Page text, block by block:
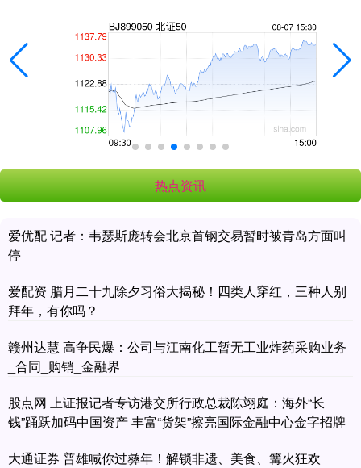
热点资讯
爱优配 记者：韦瑟斯庞转会北京首钢交易暂时被青岛方面叫
停
爱配资 腊月二十九除夕习俗大揭秘！四类人穿红，三种人别
拜年，有你吗？
赣州达慧 高争民爆：公司与江南化工暂无工业炸药采购业务
_合同_购销_金融界
股点网 上证报记者专访港交所行政总裁陈翊庭：海外“长
钱”踊跃加码中国资产 丰富“货架”擦亮国际金融中心金字招牌
大通证券 普雄喊你过彝年！解锁非遗、美食、篝火狂欢